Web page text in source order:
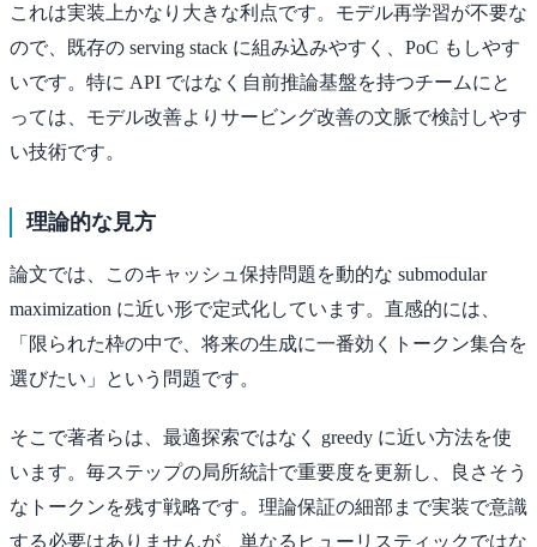
これは実装上かなり大きな利点です。モデル再学習が不要な
ので、既存の serving stack に組み込みやすく、PoC もしやす
いです。特に API ではなく自前推論基盤を持つチームにと
っては、モデル改善よりサービング改善の文脈で検討しやす
い技術です。
理論的な見方
論文では、このキャッシュ保持問題を動的な submodular
maximization に近い形で定式化しています。直感的には、
「限られた枠の中で、将来の生成に一番効くトークン集合を
選びたい」という問題です。
そこで著者らは、最適探索ではなく greedy に近い方法を使
います。毎ステップの局所統計で重要度を更新し、良さそう
なトークンを残す戦略です。理論保証の細部まで実装で意識
する必要はありませんが、単なるヒューリスティックではな